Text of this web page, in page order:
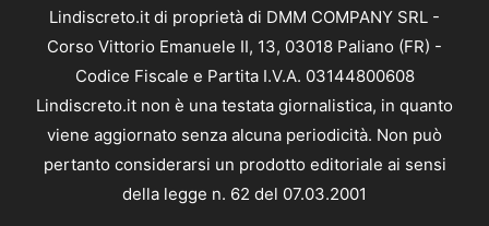
Lindiscreto.it di proprietà di DMM COMPANY SRL -
Corso Vittorio Emanuele II, 13, 03018 Paliano (FR) -
Codice Fiscale e Partita I.V.A. 03144800608
Lindiscreto.it non è una testata giornalistica, in quanto
viene aggiornato senza alcuna periodicità. Non può
pertanto considerarsi un prodotto editoriale ai sensi
della legge n. 62 del 07.03.2001